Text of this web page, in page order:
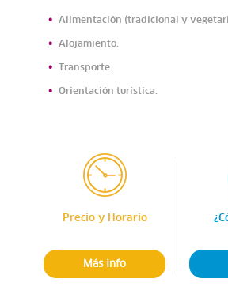
Alimentación (tradicional y
Alojamiento.
Transporte.
Orientación turística.
Precio y Horario
Más info